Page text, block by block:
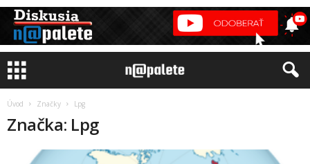
Úvod Značky Lpg
Značka: Lpg